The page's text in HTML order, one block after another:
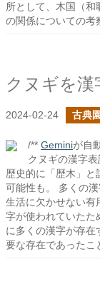
所として、木国（和
の関係についての考
クヌギを漢
2024-02-24 古典
/** Geminiが自
クヌギの漢字
歴史的に「歴木」と
可能性も。 多くの
生活に欠かせない有
字が使われていたた
に多くの漢字が存
要な存在であったこ